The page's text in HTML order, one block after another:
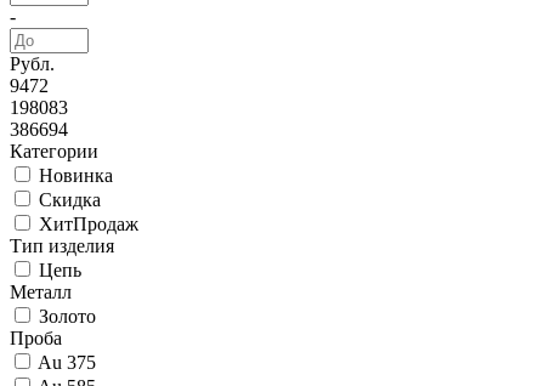
-
Рубл.
9472
198083
386694
Категории
Новинка
Скидка
ХитПродаж
Тип изделия
Цепь
Металл
Золото
Проба
Au 375